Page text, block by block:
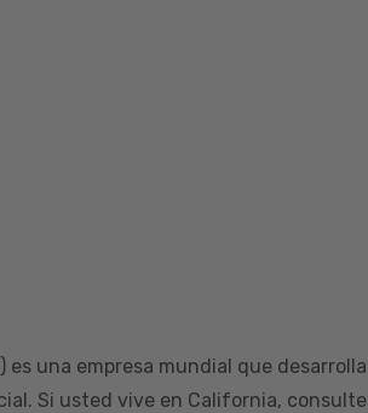
es una empresa mundial que desarrolla
Si usted vive en California, consulte